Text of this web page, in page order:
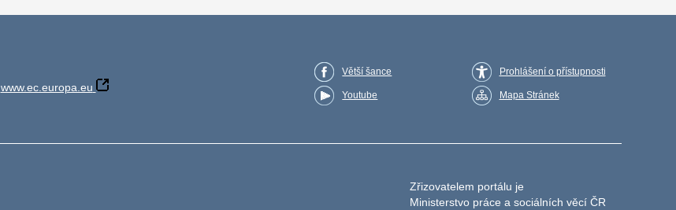
www.ec.europa.eu
Větší šance
Youtube
Prohlášení o přístupnosti
Mapa Stránek
Zřizovatelem portálu je
Ministerstvo práce a sociálních věcí ČR